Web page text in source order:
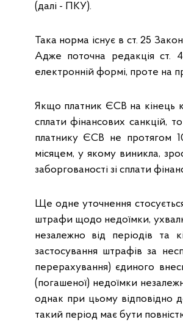
(далі - ПКУ).
Така норма існує в ст. 25
Адже поточна редакція ст.
електронній формі, проте на
Якщо платник ЄСВ на кінець
сплати фінансових санкцій,
платнику ЄСВ не протягом
місяцем, у якому виникла,
заборгованості зі сплати
Ще одне уточнення
штрафи щодо недоїмки,
незалежно від періодів та
застосування штрафів за
перерахування) єдиного
(погашеної) недоїмки
однак при цьому відповідно
такий період має бути